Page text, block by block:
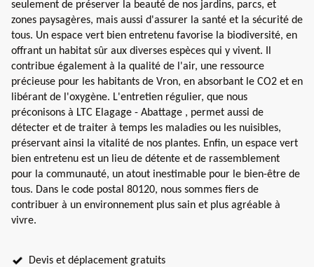
seulement de préserver la beauté de nos jardins, parcs, et
zones paysagères, mais aussi d'assurer la santé et la sécurité de
tous. Un espace vert bien entretenu favorise la biodiversité, en
offrant un habitat sûr aux diverses espèces qui y vivent. Il
contribue également à la qualité de l'air, une ressource
précieuse pour les habitants de Vron, en absorbant le CO2 et en
libérant de l'oxygène. L'entretien régulier, que nous
préconisons à LTC Elagage - Abattage , permet aussi de
détecter et de traiter à temps les maladies ou les nuisibles,
préservant ainsi la vitalité de nos plantes. Enfin, un espace vert
bien entretenu est un lieu de détente et de rassemblement
pour la communauté, un atout inestimable pour le bien-être de
tous. Dans le code postal 80120, nous sommes fiers de
contribuer à un environnement plus sain et plus agréable à
vivre.
Devis et déplacement gratuits